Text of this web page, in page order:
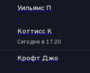
Уильямс П
-
Коттисс К
Сегодня в 17:20
Крофт Джо
-